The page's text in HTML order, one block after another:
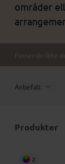
områder
Finner du ikke
Anbefalt
Produkter
2